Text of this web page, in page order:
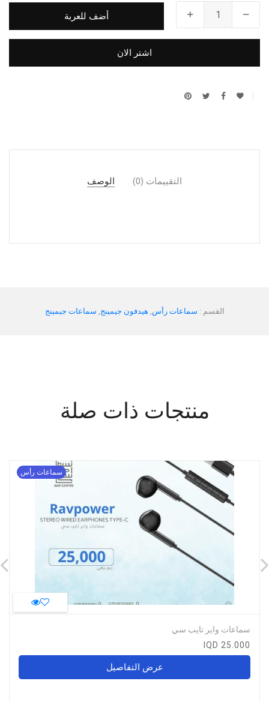
أضف للعربة
اشتر الان
الوصف التقييمات (0)
القسم : سماعات رأس هيدفون جيمينج سماعات جيمينج
منتجات ذات صلة
سماعات واير تايب سي
25.000 IQD
عرض التفاصيل